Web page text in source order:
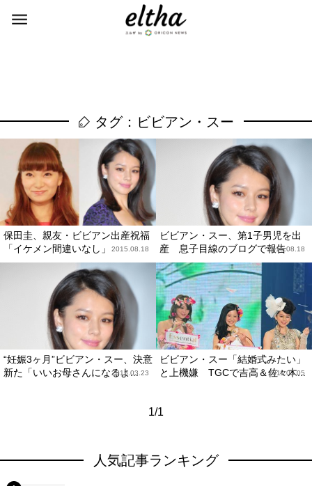
タグ：ビビアン・スー
保田圭、親友・ビビアン出産祝福
「イケメン間違いなし」
2015.08.18
ビビアン・スー、第1子男児を出
産 息子目線のブログで報告2015.08.18
“妊娠3ヶ月”ビビアン・スー、決意
新た「いいお母さんになるよ...
2015.03.23
ビビアン・スー「結婚式みたい」
と上機嫌 TGCで吉高＆佐々木...
2011.03.05
1/1
人気記事ランキング